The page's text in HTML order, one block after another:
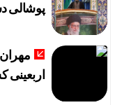
پوشالی
اربعینی